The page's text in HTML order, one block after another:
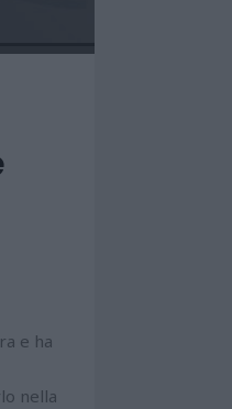
e ha
nella